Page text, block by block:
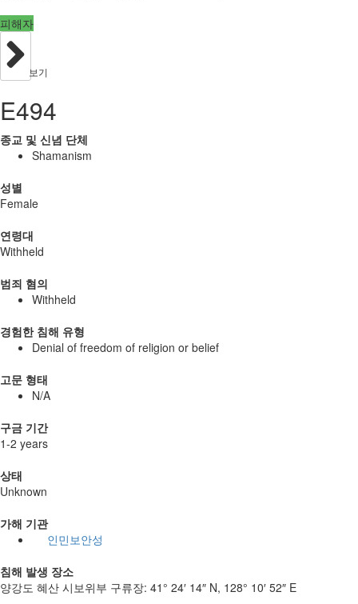
피해자
보기
E494
종교 및 신념 단체
Shamanism
성별
Female
연령대
Withheld
범죄 혐의
Withheld
경험한 침해 유형
Denial of freedom of religion or belief
고문 형태
N/A
구금 기간
1-2 years
상태
Unknown
가해 기관
인민보안성
침해 발생 장소
양강도 혜산 시보위부 구류장: 41° 24′ 14″ N, 128° 10′ 52″ E